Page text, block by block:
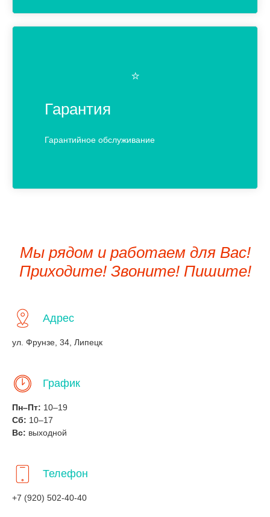
⭐️
Гарантия
Гарантийное обслуживание
Мы рядом и работаем для Вас!
Приходите! Звоните! Пишите!
Адрес
ул. Фрунзе, 34, Липецк
График
Пн–Пт: 10–19
Сб: 10–17
Вс: выходной
Телефон
+7 (920) 502-40-40